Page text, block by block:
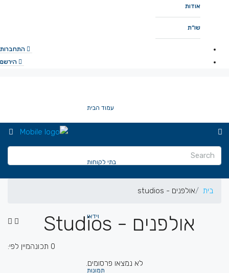
אודות
שו”ת
התחברות
הירשם
עמוד הבית
בתי לקוחות
וידאו
תמונות
בית אולפנים - studios
אולפנים - Studios
0 תכונה
מיין לפי:
לא נמצאו פרסומים.